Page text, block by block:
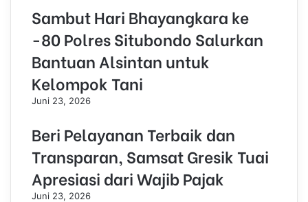
Sambut Hari Bhayangkara ke
-80 Polres Situbondo Salurkan
Bantuan Alsintan untuk
Kelompok Tani
Juni 23, 2026
Beri Pelayanan Terbaik dan
Transparan, Samsat Gresik Tuai
Apresiasi dari Wajib Pajak
Juni 23, 2026